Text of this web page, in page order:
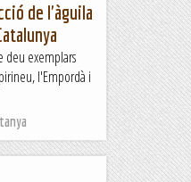
de l'àguila
deu exemplars
l'Empordà i